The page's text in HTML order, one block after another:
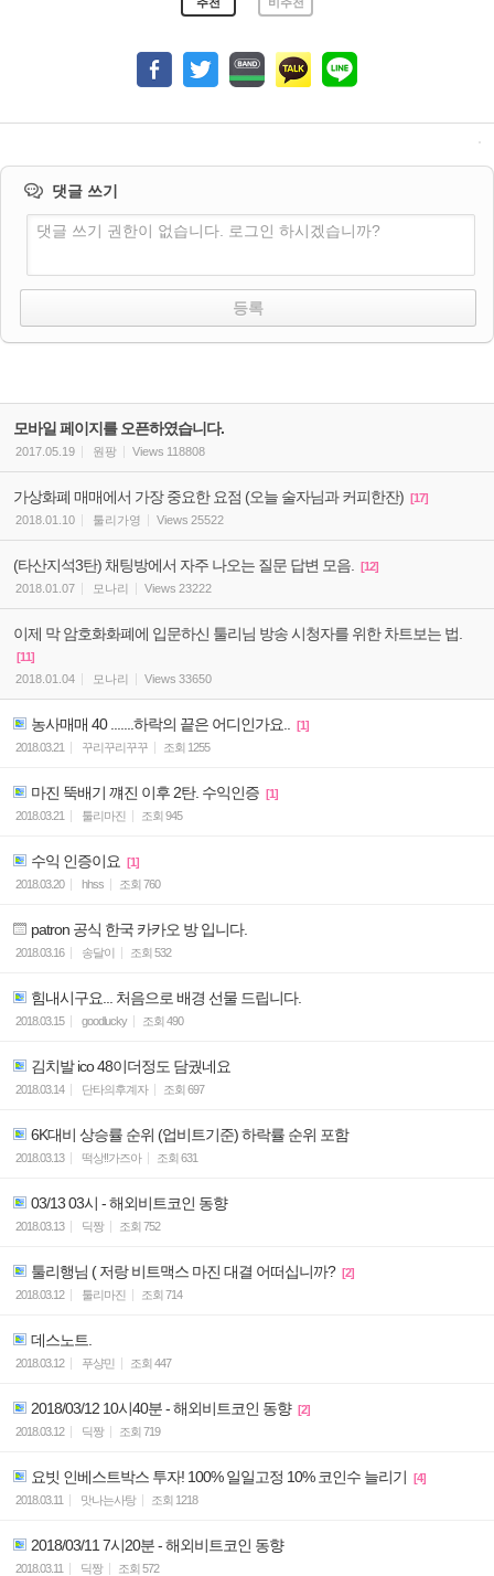
댓글 쓰기
댓글 쓰기 권한이 없습니다. 로그인 하시겠습니까?
모바일 페이지를 오픈하였습니다.
2017.05.19 원팡 Views 118808
가상화폐 매매에서 가장 중요한 요점 (오늘 술자님과 커피한잔) [17]
2018.01.10
툴리가영 Views 25522
(타산지석3탄) 채팅방에서 자주 나오는 질문 답변 모음.
[12]
2018.01.07
모나리 Views 23222
이제 막 암호화화폐에 입문하신 툴리님 방송 시청자를 위한 차트보는 법.
[11]
2018.01.04
모나리 Views 33650
농사매매 40 .......하락의 끝은 어디인가요..
[1]
2018.03.21
꾸리꾸리꾸꾸 조회 1255
마진 뚝배기 꺠진 이후 2탄. 수익인증 [1]
2018.03.21
툴리마진 조회 945
수익 인증이요 [1]
2018.03.20
hhss 조회 760
patron 공식 한국 카카오 방 입니다.
2018.03.16 송달이 조회 532
힘내시구요... 처음으로 배경 선물 드립니다.
2018.03.15 goodlucky 조회 490
김치발 ico 48이더정도 담궜네요
2018.03.14 단타의후계자 조회 697
6K대비 상승률 순위 (업비트기준) 하락률 순위 포함
2018.03.13 떡상!!가즈아 조회 631
03/13 03시 - 해외비트코인 동향
2018.03.13 딕짱 조회 752
툴리행님 ( 저랑 비트맥스 마진 대결 어떠십니까? [2]
2018.03.12
툴리마진 조회 714
데스노트.
2018.03.12 푸샹민 조회 447
2018/03/12 10시40분 - 해외비트코인 동향 [2]
2018.03.12
딕짱 조회 719
요빗 인베스트박스 투자! 100% 일일고정 10% 코인수 늘리기 [4]
2018.03.11
맛나는사탕 조회 1218
2018/03/11 7시20분 - 해외비트코인 동향
2018.03.11 딕짱 조회 572